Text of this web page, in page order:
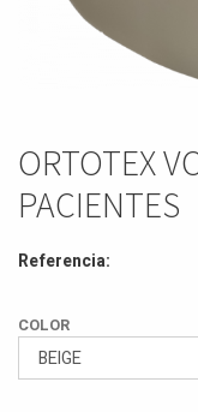
ORTOTEX
PACIENTES
Referencia:
COLOR